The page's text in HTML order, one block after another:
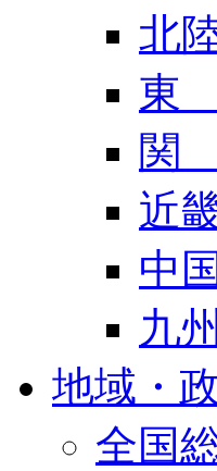
北
東
関
近
中
九
地域・
全国